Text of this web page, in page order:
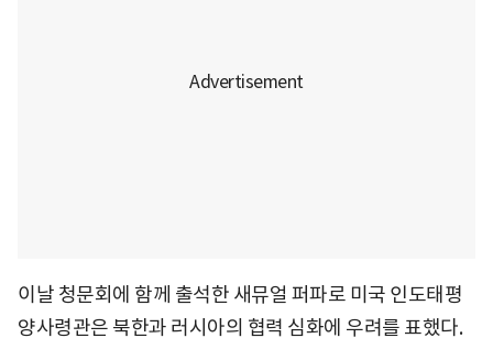
이날 청문회에 함께 출석한 새뮤얼 퍼파로 미국 인도태평
양사령관은 북한과 러시아의 협력 심화에 우려를 표했다.